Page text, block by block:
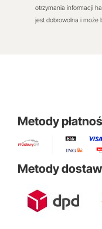
otrzymania informacji
jest dobrowolna i może
Metody
Metody